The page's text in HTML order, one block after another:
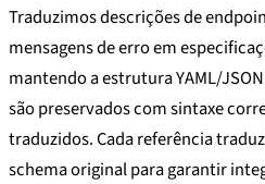
Traduzimos descrições de
mensagens de erro em
mantendo a estrutura YAML/
são preservados com sintaxe
traduzidos. Cada referência
schema original para garantir